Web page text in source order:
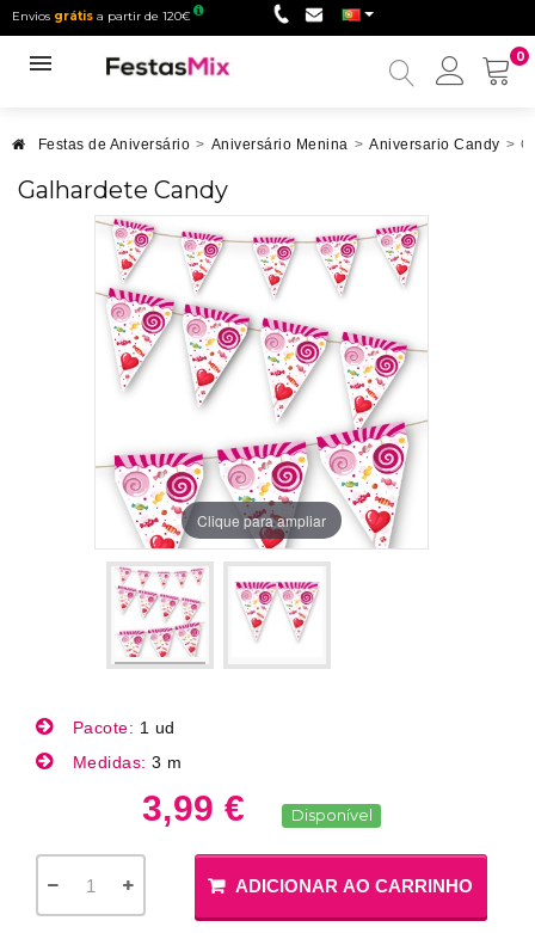
Envios grátis a partir de 120€
0
Minha
Festas de Aniversário > Aniversário Menina > Aniversario Candy >
Galhardete Candy
Clique para ampliar
Pacote: 1 ud
Medidas: 3 m
3,99 € Disponível
ADICIONAR AO CARRINHO